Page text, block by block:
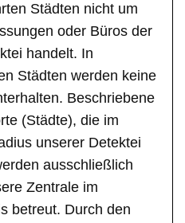
Städten nicht um
oder Büros der
handelt. In
Städten werden keine
Beschriebene
(Städte), die im
unserer Detektei
ausschließlich
Zentrale im
betreut. Durch den